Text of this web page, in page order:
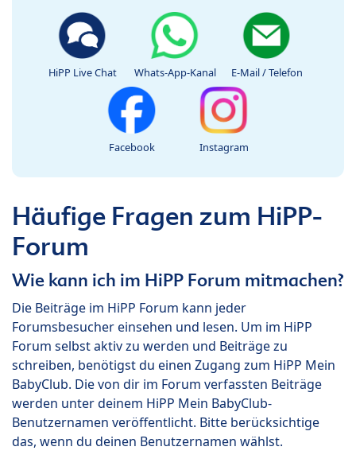
HiPP Live Chat Whats-App-Kanal E-Mail / Telefon
Facebook Instagram
Häufige Fragen zum HiPP-
Forum
Wie kann ich im HiPP Forum mitmachen?
Die Beiträge im HiPP Forum kann jeder
Forumsbesucher einsehen und lesen. Um im HiPP
Forum selbst aktiv zu werden und Beiträge zu
schreiben, benötigst du einen Zugang zum HiPP Mein
BabyClub. Die von dir im Forum verfassten Beiträge
werden unter deinem HiPP Mein BabyClub-
Benutzernamen veröffentlicht. Bitte berücksichtige
das, wenn du deinen Benutzernamen wählst.